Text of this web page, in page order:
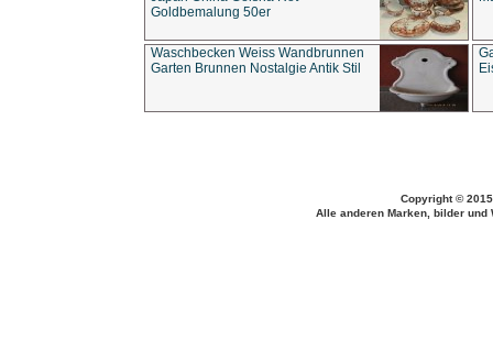
Goldbemalung 50er
Waschbecken Weiss Wandbrunnen
Garten Brunnen Nostalgie Antik Stil
Copyright ©
Alle anderen Marken, bilder und